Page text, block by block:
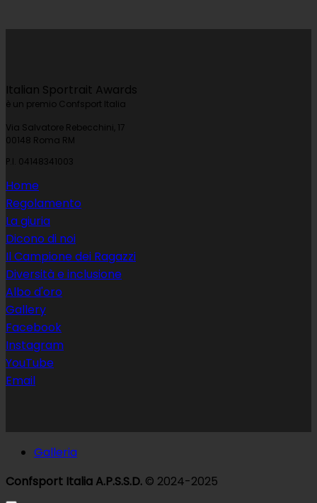
Italian Sportrait Awards
è un premio Confsport Italia
Via Salvatore Rebecchini, 17
00148 Roma RM
P.I. 04148341003
Home
Regolamento
La giuria
Dicono di noi
Il Campione dei Ragazzi
Diversità e inclusione
Albo d'oro
Gallery
Facebook
Instagram
YouTube
Email
Galleria
Confsport Italia A.P.S.S.D. © 2024-2025